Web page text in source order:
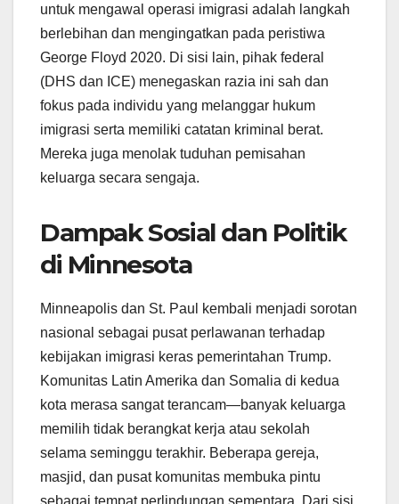
untuk mengawal operasi imigrasi adalah langkah
berlebihan dan mengingatkan pada peristiwa
George Floyd 2020. Di sisi lain, pihak federal
(DHS dan ICE) menegaskan razia ini sah dan
fokus pada individu yang melanggar hukum
imigrasi serta memiliki catatan kriminal berat.
Mereka juga menolak tuduhan pemisahan
keluarga secara sengaja.
Dampak Sosial dan Politik
di Minnesota
Minneapolis dan St. Paul kembali menjadi sorotan
nasional sebagai pusat perlawanan terhadap
kebijakan imigrasi keras pemerintahan Trump.
Komunitas Latin Amerika dan Somalia di kedua
kota merasa sangat terancam—banyak keluarga
memilih tidak berangkat kerja atau sekolah
selama seminggu terakhir. Beberapa gereja,
masjid, dan pusat komunitas membuka pintu
sebagai tempat perlindungan sementara. Dari sisi